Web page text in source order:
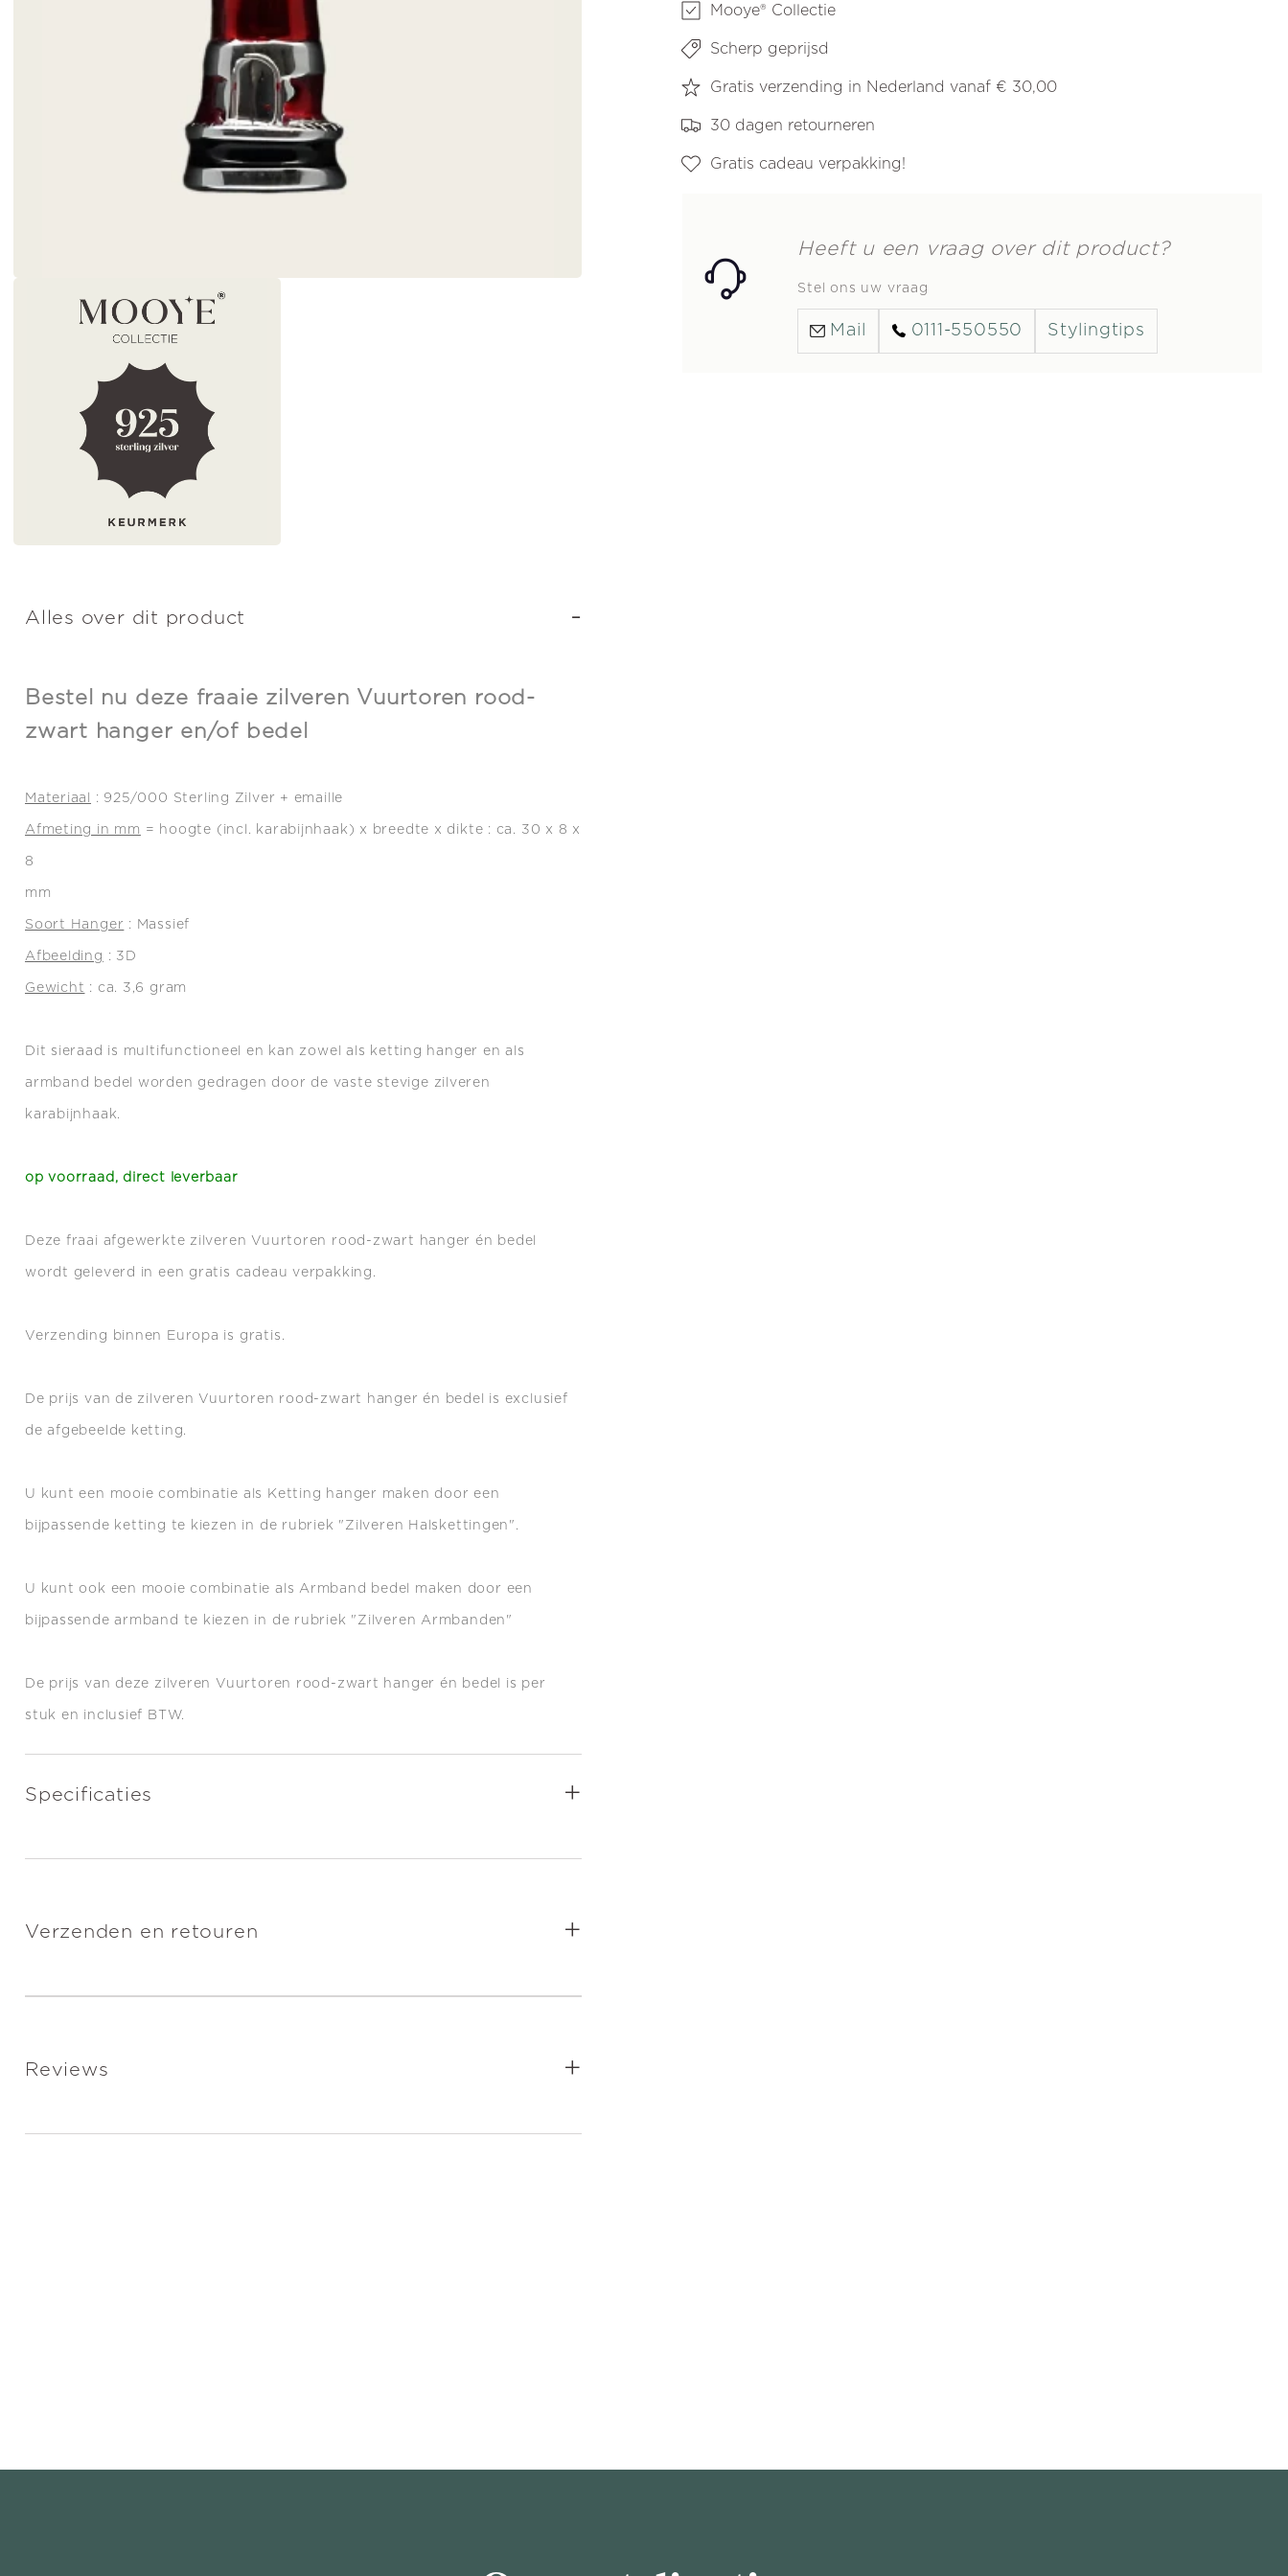
Alles over dit product -
Bestel nu deze fraaie zilveren Vuurtoren rood-
zwart hanger en/of bedel
Materiaal : 925/000 Sterling Zilver + emaille
Afmeting in mm = hoogte (incl. karabijnhaak) x breedte x dikte : ca. 30 x 8 x
8
mm
Soort Hanger : Massief
Afbeelding : 3D
Gewicht : ca. 3,6 gram
Dit sieraad is multifunctioneel en kan zowel als ketting hanger en als
armband bedel worden gedragen door de vaste stevige zilveren
karabijnhaak.
op voorraad, direct leverbaar
Deze fraai afgewerkte zilveren Vuurtoren rood-zwart hanger én bedel
wordt geleverd in een gratis cadeau verpakking.
Verzending binnen Europa is gratis.
De prijs van de zilveren Vuurtoren rood-zwart hanger én bedel is exclusief
de afgebeelde ketting.
U kunt een mooie combinatie als Ketting hanger maken door een
bijpassende ketting te kiezen in de rubriek "Zilveren Halskettingen".
U kunt ook een mooie combinatie als Armband bedel maken do or een
bijpassende armband te kiezen in de rubriek "Zilveren Armbanden"
De prijs van deze zilveren Vuurtoren rood-zwart hanger én bedel is per
stuk en inclusief BTW.
Specificaties +
Verzenden en retouren +
Reviews +
en/of
bedel
en/of
bedel
Mooye® Collectie
Scherp geprijsd
Gratis verzending in Nederland vanaf € 30,00
30 dagen retourneren
Gratis cadeau verpakking!
Heeft u een vraag over dit product?
Stel ons uw vraag
Mail 0111-550550 Stylingtips